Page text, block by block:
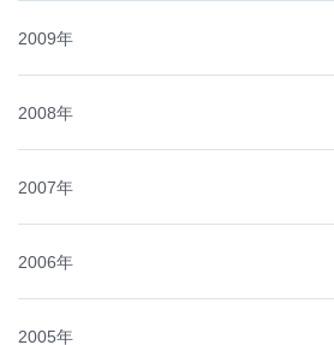
2009年
2008年
2007年
2006年
2005年